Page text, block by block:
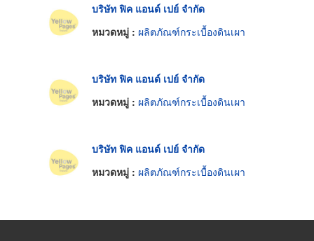
บริษัท ฟิค แอนด์ เปย์ จำกัด
หมวดหมู่ : ผลิตภัณฑ์กระเบื้องดินเผา
บริษัท ฟิค แอนด์ เปย์ จำกัด
หมวดหมู่ : ผลิตภัณฑ์กระเบื้องดินเผา
บริษัท ฟิค แอนด์ เปย์ จำกัด
หมวดหมู่ : ผลิตภัณฑ์กระเบื้องดินเผา